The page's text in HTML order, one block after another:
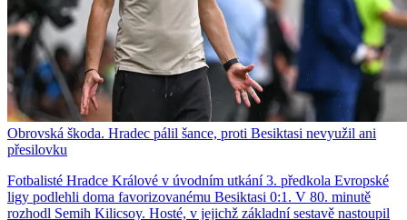
Obrovská škoda. Hradec pálil šance, proti Besiktasi nevyužil ani
přesilovku
Fotbalisté Hradce Králové v úvodním utkání 3. předkola Evropské
ligy podlehli doma favorizovanému Besiktasi 0:1. V 80. minutě
rozhodl Semih Kilicsoy. Hosté, v jejichž základní sestavě nastoupil